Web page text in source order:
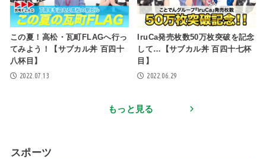
この夏！高松・瓦町FLAGへ行っ
てみよう！【サブカル丼 百四十
八杯目】
2022.07.13
IruCa発売枚数50万枚突破を記念
して…【サブカル丼 百四十七杯
目】
2022.06.29
もっと見る
スポーツ